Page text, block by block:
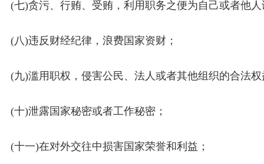
(七)贪污、行贿、受贿，利用职务之便为自己或者他
(八)违反财经纪律，浪费国家资财；
(九)滥用职权，侵害公民、法人或者其他组织的合法权
(十)泄露国家秘密或者工作秘密；
(十一)在对外交往中损害国家荣誉和利益；